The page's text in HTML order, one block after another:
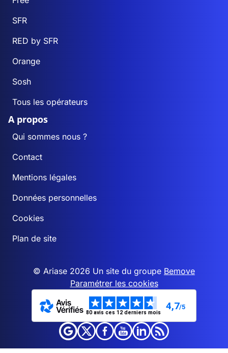
SFR
RED by SFR
Orange
Sosh
Tous les opérateurs
A propos
Qui sommes nous ?
Contact
Mentions légales
Données personnelles
Cookies
Plan de site
© Ariase 2026 Un site du groupe Bemove
Paramétrer les cookies
80 avis ces 12 derniers mois
4,7/5